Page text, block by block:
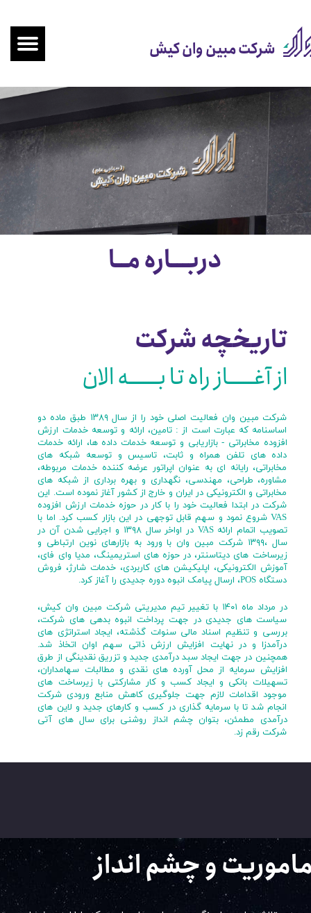
شرکت مبین وان کیش
تاریخچه شرکت
شرکت مبین وان فعالیت اصلی خود را از سال ۱۳۸۹ طبق ماده دو
اساسنامه که عبارت است از : تامین، ارائه و توسعه خدمات ارزش
افزوده مخابراتی - بازاریابی و توسعه خدمات داده ها، ارائه خدمات
داده های تلفن همراه و ثابت، تاسیس و توسعه شبکه های
مخابراتی، رایانه ای به عنوان اپراتور عرضه کننده خدمات مربوطه،
مشاوره، طراحی، مهندسی، نگهداری و بهره برداری از شبکه های
مخابراتی و الکترونیکی در ایران و خارج از کشور آغاز نموده است. این
شرکت در ابتدا فعالیت خود را با کار در حوزه خدمات ارزش افزوده
VAS شروع نمود و سهم قابل توجهی در این بازار کسب کرد. اما با
تصویب اتمام ارائه VAS در اواخر سال ۱۳۹۸ و اجرایی شدن آن در
سال ،۱۳۹۹ شرکت مبین وان با ورود به بازارهای نوین ارتباطی و
زیرساخت های دیتاسنتر، در حوزه های استریمینگ، مدیا وای فای،
آموزش الکترونیکی، اپلیکیشن های کاربردی، خدمات شارژ، فروش
دستگاه POS، ارسال پیامک انبوه دوره جدیدی را آغاز کرد.
در مرداد ماه ۱۴۰۱ با تغییر تیم مدیریتی شرکت مبین وان کیش،
سیاست های جدیدی در جهت پرداخت انبوه بدهی های شرکت،
بررسی و تنظیم اسناد مالی سنوات گذشته، ایجاد استراتژی های
درآمدزا و در نهایت افزایش ارزش ذاتی سهم اوان اتخاذ شد.
همچنین در جهت ایجاد سبد درآمدی جدید و تزریق نقدینگی از طرق
افزایش سرمایه از محل آورده های نقدی و مطالبات سهامداران،
تسهیلات بانکی و ایجاد کسب و کار مشارکتی با زیرساخت های
موجود اقدامات لازم جهت جلوگیری کاهش منابع ورودی شرکت
انجام شد تا با سرمایه گذاری در کسب و کارهای جدید و لاین های
درآمدی مطمئن، بتوان چشم انداز روشنی برای سال های آتی
شرکت رقم زد.
از آغـــــاز راه تا بــــــه الان
دربـــاره مــا
و چشم انداز​​​​​​​